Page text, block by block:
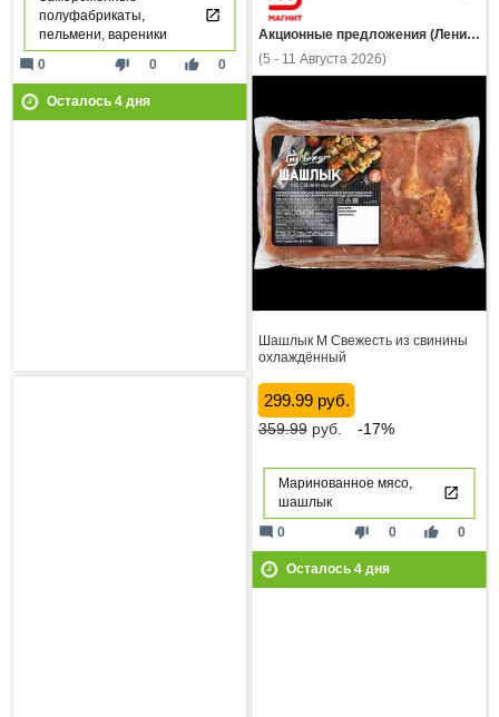
полуфабрикаты,
пельмени, вареники
thumb_down 0 thumb_up 0
mode_comment 0
Осталось 4дня
Акционные предложения (Ленинградская область)
(5 - 11 Августа 2026)
Шашлык М Свежесть из свинины
охлаждённый
299.99 руб.
359.99руб. -17%
Маринованное мясо,
шашлык
thumb_down 0 thumb_up 0
mode_comment 0
Осталось 4дня